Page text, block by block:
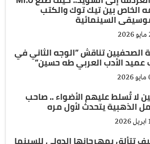
الخاص بين تيك توك والكتب
السينمائية
الصحفيين تناقش ”الوجه الثاني في
عميد الأدب العربي طه حسين”
لا تُسلط عليهم الأضواء .. صاحب
الذهبية يتحدث لأول مره